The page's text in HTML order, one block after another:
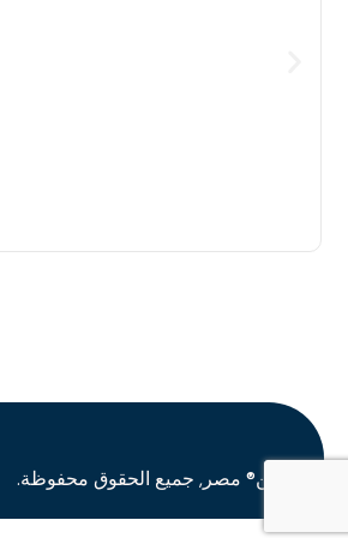
اوشن® مصر, جميع الحقوق محفوظة.